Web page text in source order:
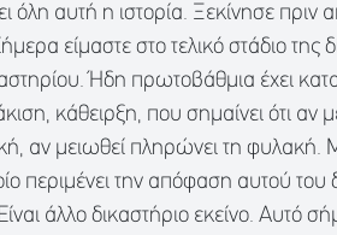
όλη αυτή η ιστορία. Ξεκίνησε
είμαστε στο τελικό στάδιο της
Ήδη πρωτοβάθμια έχει
κάθειρξη, που σημαίνει ότι αν
αν μειωθεί πληρώνει τη φυλακή.
περιμένει την απόφαση αυτού
άλλο δικαστήριο εκείνο. Αυτό